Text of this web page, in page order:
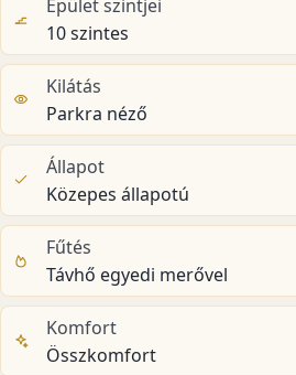
Épület szintjei
10 szintes
Kilátás
Parkra néző
Állapot
Közepes állapotú
Fűtés
Távhő egyedi merővel
Komfort
Összkomfort